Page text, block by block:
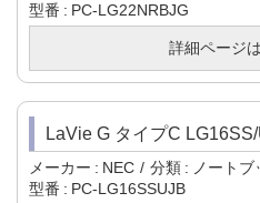
型番
PC-LG22NRBJG
詳細ページ
LaVie G タイプC
メーカー NEC 分類
ノート
型番
PC-LG16SSUJB